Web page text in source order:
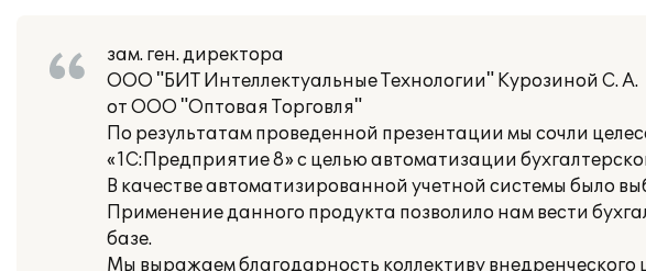
зам. ген. директора
ООО "БИТ Интеллектуальные Технологии" Курозиной С. А.
от ООО "Оптовая Торговля"
По результатам проведенной презентации мы сочли
«1С:Предприятие 8» с целью автоматизации
В качестве автоматизированной учетной системы было
Применение данного продукта позволило нам вести
базе.
Мы выражаем благодарность коллективу внедренческого